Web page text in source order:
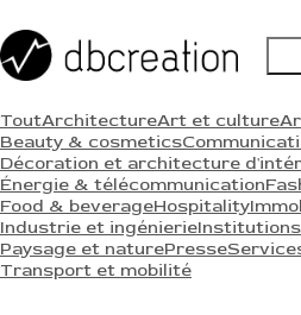
ToutArchitectureArt et culture
Beauty & cosmetics
Décoration et architecture
Énergie & télécommunication
Food & beverageHospitality
Industrie et ingénierieInstitutions
Paysage et naturePresse
Transport et mobilité